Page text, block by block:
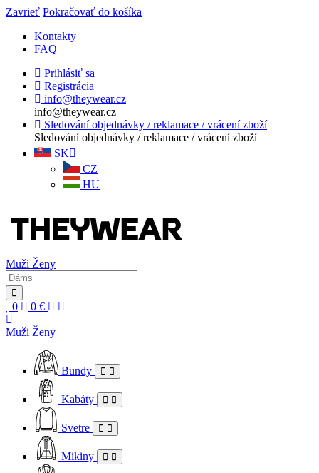
Zavrieť Pokračovať do košíka
Kontakty
FAQ
Prihlásiť sa
Registrácia
info@theywear.cz
info@theywear.cz
Sledování objednávky / reklamace / vrácení zboží
Sledování objednávky / reklamace / vrácení zboží
SK
CZ
HU
Muži Ženy
0 0 €
Muži Ženy
Bundy
Kabáty
Svetre
Mikiny